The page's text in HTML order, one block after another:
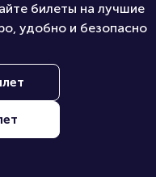
билеты на лучшие
удобно и безопасно